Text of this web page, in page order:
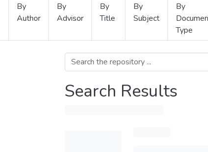
By
Author
By
Advisor
By
Title
By
Subject
By
Type
Search Results